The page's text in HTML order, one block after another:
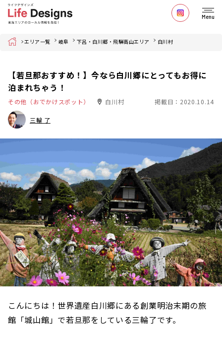
Menu
Home エリア一覧 岐阜 下呂・白川郷・飛騨高山エリア 白川村
【若旦那おすすめ！】今なら白川郷にとってもお得に
泊まれちゃう！
その他（おでかけスポット） 白川村 掲載日：2020.10.14
三輪 了
こんにちは！世界遺産白川郷にある創業明治末期の旅
館「城山館」で若旦那をしている三輪了です。